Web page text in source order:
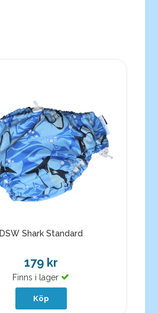
DSW Shark Standard
179 kr
Finns i lager
Köp